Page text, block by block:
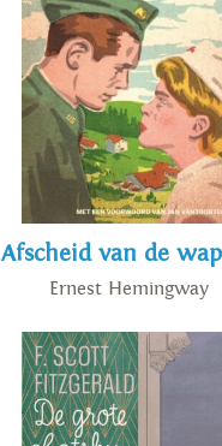
Afscheid van de
Ernest Hemingway